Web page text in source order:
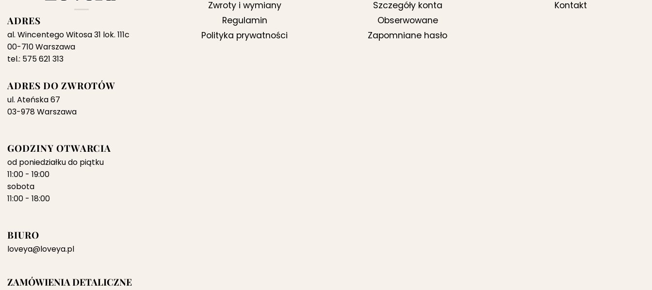
ADRES
al. Wincentego Witosa 31 lok. 111c
00-710 Warszawa
tel.: 575 621 313
ADRES DO ZWROTÓW
ul. Ateńska 67
03-978 Warszawa
GODZINY OTWARCIA
od poniedziałku do piątku
11:00 - 19:00
sobota
11:00 - 18:00
BIURO
loveya@loveya.pl
ZAMÓWIENIA DETALICZNE
Zwroty i wymiany
Regulamin
Polityka prywatności
Szczegóły konta
Obserwowane
Zapomniane hasło
Kontakt